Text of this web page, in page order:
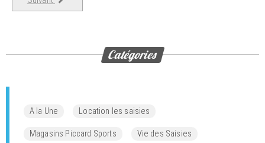
Catégories
A la Une Location les saisies
Magasins Piccard Sports Vie des Saisies